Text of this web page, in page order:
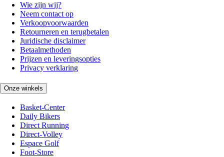
Wie zijn wij?
Neem contact op
Verkoopvoorwaarden
Retourneren en terugbetalen
Juridische disclaimer
Betaalmethoden
Prijzen en leveringsopties
Privacy verklaring
Onze winkels
Basket-Center
Daily Bikers
Direct Running
Direct-Volley
Espace Golf
Foot-Store